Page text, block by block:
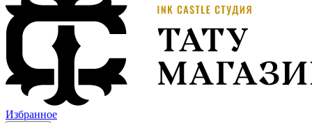
Избранное